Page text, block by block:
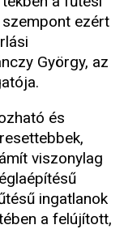
ezért
György, az
és
viszonylag
ingatlanok
a felújított,